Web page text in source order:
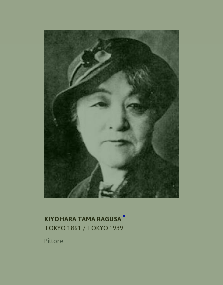
KIYOHARA TAMA RAGUSA
TOKYO 1861 / TOKYO 1939
Pittore